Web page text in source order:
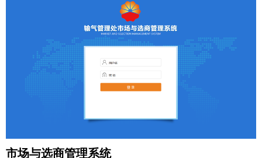
市场与选商管理系统